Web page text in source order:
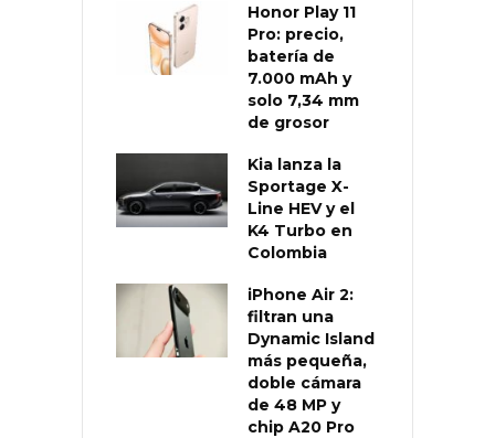
Honor Play 11
Pro: precio,
batería de
7.000 mAh y
solo 7,34 mm
de grosor
Kia lanza la
Sportage X-
Line HEV y el
K4 Turbo en
Colombia
iPhone Air 2:
filtran una
Dynamic Island
más pequeña,
doble cámara
de 48 MP y
chip A20 Pro